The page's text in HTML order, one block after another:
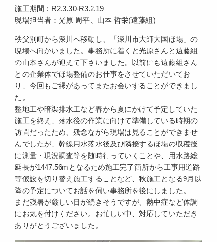
施工期間：R2.3.30-R3.2.19
現場担当者：光原 周平、山本 哲栄(遠藤組)
秩父別町から深川へ移動し、「深川市大師大国ほ場」の
現場へ向かいました。事務所に着くと光原さんと遠藤組
の山本さんが迎えて下さいました。以前にも遠藤組さん
との企業体でほ場整備のお仕事をさせていただいてお
り、今回もご縁があってまたお会いすることができまし
た。
整地工や暗渠排水工など春から夏にかけて予定していた
施工を終え、落水後の作業に向けて準備している時期の
訪問だったため、残念ながら現場は見ることができませ
んでしたが、幹線用水落水後及び隣接するほ場の収穫後
に測量・現況調査等を随時行っていくことや、用水路総
延長が1447.56mとなるため施工完了箇所から工事用道路
等仮設を切り替え施工することなど、秋施工となる9月以
降の予定についてお話を伺い事務所を後にしました。
まだ残暑が厳しい日が続きそうですが、熱中症など体調
にお気を付けください。お忙しい中、対応していただき
ありがとうございました。